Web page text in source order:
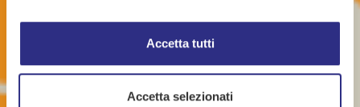
Accetta tutti
Accetta selezionati